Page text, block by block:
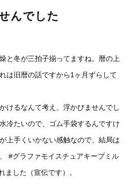
んでした
と冬が三拍子揃ってますね。暦の上
は旧暦の話ですから1ヶ月ずらして
けるなんて考え、浮かびませんでし
冷たいので、ゴム手袋するんですけ
上手くいかない感触なので、結局は
#グラファモイスチュアキープミル
ました（宣伝です）。